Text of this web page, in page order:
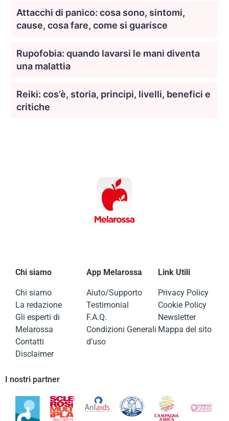
Attacchi di panico: cosa sono, sintomi,
cause, cosa fare, come si guarisce
Rupofobia: quando lavarsi le mani diventa
una malattia
Reiki: cos’è, storia, principi, livelli, benefici e
critiche
Chi siamo
Chi siamo
La redazione
Gli esperti di
Melarossa
Contatti
Disclaimer
App Melarossa
Aiuto/Supporto
Testimonial
F.A.Q.
Condizioni Generali
d’uso
Link Utili
Privacy Policy
Cookie Policy
Newsletter
Mappa del sito
I nostri partner